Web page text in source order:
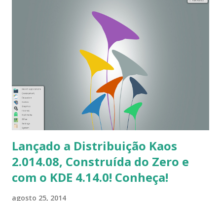
operação sistema. As coisas não mudaram tanto assim
nesse meio tempo e ele ainda envia e-mails sobre o novo
Linux libera, apesar de naquela época não se chamava assim.
"Eu estou fazendo um sistema operacional (livre) (apenas
um hobby. Este tem sido preparado desde abril, e está
começando a ficar pronto. Gostaria qualquer feedback
sobre coisas que as pessoas gostam / não gostam no
minix, como meu OS se parece com ela...
Lançado a Distribuição Kaos
2.014.08, Construída do Zero e
com o KDE 4.14.0! Conheça!
agosto 25, 2014